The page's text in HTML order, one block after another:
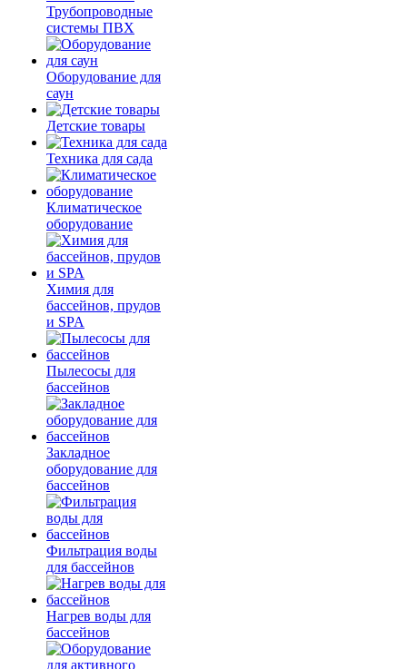
Трубопроводные
системы ПВХ
Оборудование для
саун
Детские товары
Техника для сада
Климатическое
оборудование
Химия для
бассейнов, прудов
и SPA
Пылесосы для
бассейнов
Закладное
оборудование для
бассейнов
Фильтрация воды
для бассейнов
Нагрев воды для
бассейнов